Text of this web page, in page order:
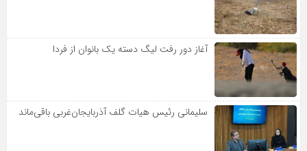
آغاز دور رفت لیگ دسته یک بانوان از فردا
سلیمانی رئیس هیات گلف آذربایجان‌غربی باقی‌ماند